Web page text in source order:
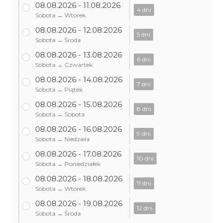
08.08.2026 - 11.08.2026
Sobota → Wtorek
4 dni
08.08.2026 - 12.08.2026
Sobota → Środa
5 dni
08.08.2026 - 13.08.2026
Sobota → Czwartek
6 dni
08.08.2026 - 14.08.2026
Sobota → Piątek
7 dni
08.08.2026 - 15.08.2026
Sobota → Sobota
8 dni
08.08.2026 - 16.08.2026
Sobota → Niedziela
9 dni
08.08.2026 - 17.08.2026
Sobota → Poniedziałek
10 dni
08.08.2026 - 18.08.2026
Sobota → Wtorek
11 dni
08.08.2026 - 19.08.2026
Sobota → Środa
12 dni